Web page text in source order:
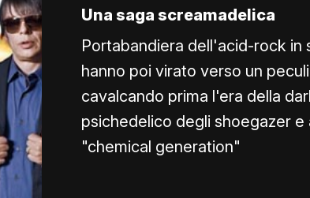
Una saga screamadelica
Portabandiera dell'acid-rock in
hanno poi virato verso un
cavalcando prima l'era della
psichedelico degli shoegazer
"chemical generation"